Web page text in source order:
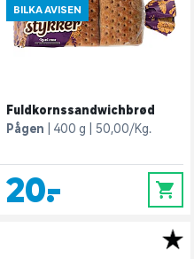
BILKA AVISEN
Fuldkornssandwichbrød
Pågen
400 g 50,00/Kg.
20,- 0